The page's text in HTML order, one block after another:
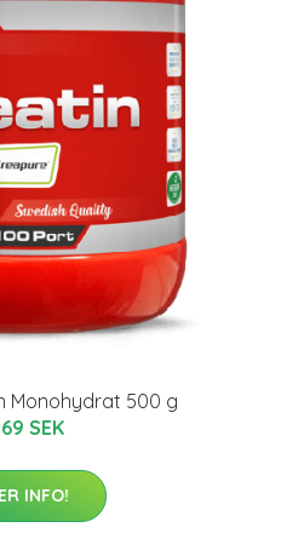
Monohydrat 500 g
SEK
INFO!